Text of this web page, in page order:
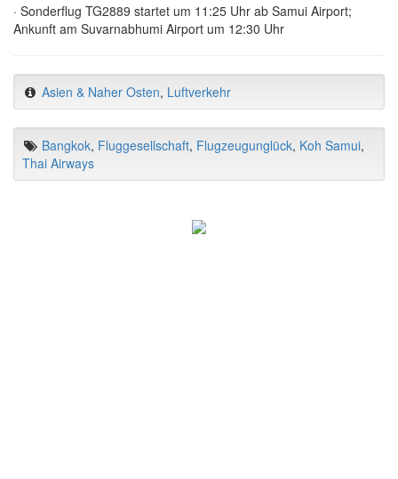
· Sonderflug TG2889 startet um 11:25 Uhr ab Samui Airport;
Ankunft am Suvarnabhumi Airport um 12:30 Uhr
Asien & Naher Osten, Luftverkehr
Bangkok, Fluggesellschaft, Flugzeugunglück, Koh Samui,
Thai Airways